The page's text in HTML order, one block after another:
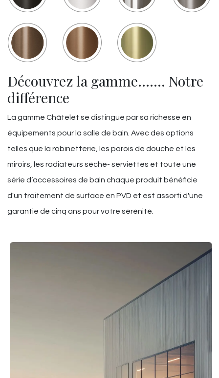
Découvrez la gamme……. Notre
différence
La gamme Châtelet se distingue par sa richesse en
équipements pour la salle de bain. Avec des options
telles que la robinetterie, les parois de douche et les
miroirs, les radiateurs sèche- serviettes et toute une
série d’accessoires de bain chaque produit bénéficie
d'un traitement de surface en PVD et est assorti d'une
garantie de cinq ans pour votre sérénité.